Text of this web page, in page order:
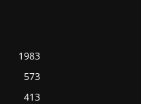
1983
573
413